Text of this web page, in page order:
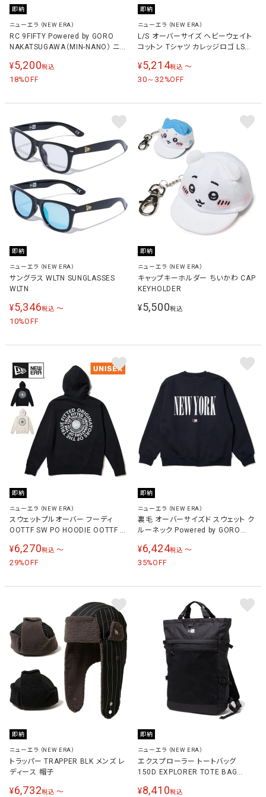
即納
ニューエラ（NEW ERA）
RC 9FIFTY Powered by GORO
NAKATSUGAWA（MIN-NANO） ニュ
イ メンズ レディース キャップ
¥5,200税込
18%OFF
即納
ニューエラ（NEW ERA）
L/S オーバーサイズ ヘビーウェイト
コットン Tシャツ カレッジロゴ LS
ディース 長袖Tシャツ
¥5,214税込 〜
30～32 %OFF
即納
ニューエラ（NEW ERA）
サングラス WLTN SUNGLASSES
WLTN
¥5,346税込 〜
10%OFF
即納
ニューエラ（NEW ERA）
キャップキーホルダー ちいかわ CAP
KEYHOLDER
¥5,500税込
即納
ニューエラ（NEW ERA）
スウェットプルオーバー フーディ
OOTTF SW PO HOODIE OOTTF メ
¥6,270税込 〜
29%OFF
即納
ニューエラ（NEW ERA）
裏毛 オーバーサイズド スウェット ク
ルーネック Powered by GORO
ーヨーク・ヤンキース メンズ レディ
ース トレーナー ネイビー
¥6,424税込 〜
35%OFF
即納
ニューエラ（NEW ERA）
トラッパー TRAPPER BLK メンズ レ
ディース 帽子
¥6,732税込 〜
即納
ニューエラ（NEW ERA）
エクスプローラー トートバッグ
150D EXPLORER TOTE BAG
¥8,410税込